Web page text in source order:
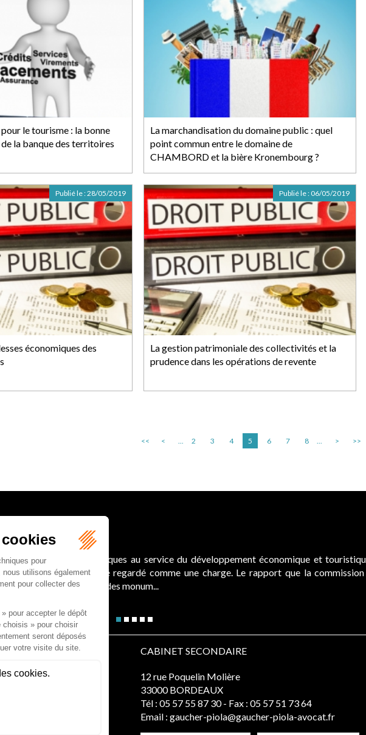
le tourisme : la bonne
la banque des territoires
La marchandisation du domaine public : quel
point commun entre le domaine de
CHAMBORD et la bière Kronembourg ?
économiques des
Publié le :28/05/2019
La gestion patrimoniale des collectivités et la
prudence dans les opérations de revente
Publié le : 06/05/2019
<< < ... 2 3 4 5 6 7 8 ... > >>
des monuments historiques au service du développement économique et
a longtemps été regardé comme une charge. Le rapport que la
juillet 2026, à la gestion des monum...
PIOLA
57 51 73 64
piola-avocat.fr
CABINET SECONDAIRE
12 rue Poquelin Molière
33000 BORDEAUX
Tél : 05 57 55 87 30 - Fax : 05 57 51 73 64
Email : gaucher-piola@gaucher-piola-avocat.fr